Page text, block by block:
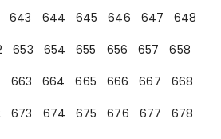
643 644 645 646 647
648
653 654 655 656 657
658
663 664 665 666 667
668
673 674 675 676 677
678